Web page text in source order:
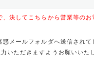
決してこちらから営業等のお
メールフォルダへ送信されて
いただきますようお願いいた